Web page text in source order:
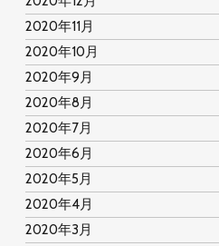
2020年11月
2020年10月
2020年9月
2020年8月
2020年7月
2020年6月
2020年5月
2020年4月
2020年3月